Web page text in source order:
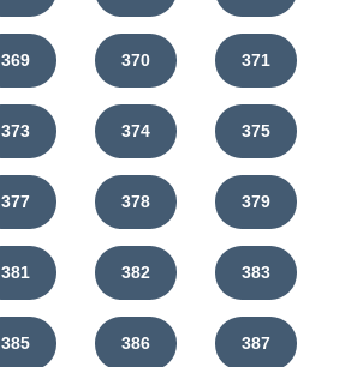
369 370 371
373 374 375
377 378 379
381 382 383
385 386 387